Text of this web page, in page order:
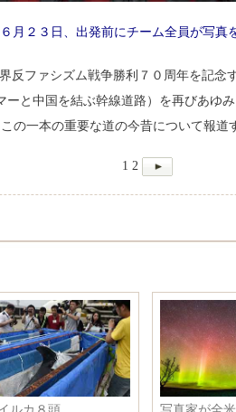
６月２３日、出発前にチーム全員が写真
反ファシズム戦争勝利７０周年を記
と中国を結ぶ幹線道路）を再びあゆ
の一本の重要な道の今昔について報道
1 2